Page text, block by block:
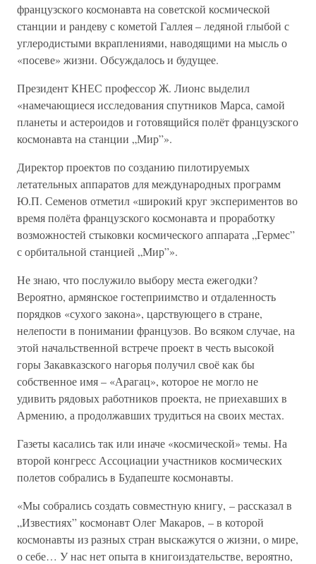
французского космонавта на советской космической
станции и рандеву с кометой Галлея – ледяной глыбой с
углеродистыми вкраплениями, наводящими на мысль о
«посеве» жизни. Обсуждалось и будущее.
Президент КНЕС профессор Ж. Лионс выделил
«намечающиеся исследования спутников Марса, самой
планеты и астероидов и готовящийся полёт французского
космонавта на станции „Мир”».
Директор проектов по созданию пилотируемых
летательных аппаратов для международных программ
Ю.П. Семенов отметил «широкий круг экспериментов во
время полёта французского космонавта и проработку
возможностей стыковки космического аппарата „Гермес”
с орбитальной станцией „Мир”».
Не знаю, что послужило выбору места ежегодки?
Вероятно, армянское гостеприимство и отдаленность
порядков «сухого закона», царствующего в стране,
нелепости в понимании французов. Во всяком случае, на
этой начальственной встрече проект в честь высокой
горы Закавказского нагорья получил своё как бы
собственное имя – «Арагац», которое не могло не
удивить рядовых работников проекта, не приехавших в
Армению, а продолжавших трудиться на своих местах.
Газеты касались так или иначе «космической» темы. На
второй конгресс Ассоциации участников космических
полетов собрались в Будапеште космонавты.
«Мы собрались создать совместную книгу, – рассказал в
„Известиях” космонавт Олег Макаров, – в которой
космонавты из разных стран выскажутся о жизни, о мире,
о себе… У нас нет опыта в книгоиздательстве, вероятно,